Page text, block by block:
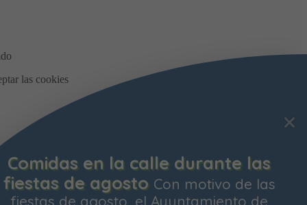
Bonificación de la Contribución
TerritorialYa está abierto el plazo para
solicitar la bonificación del Impuesto de